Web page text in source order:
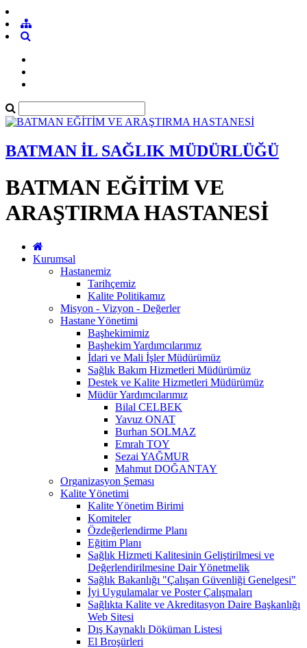
BATMAN İL SAĞLIK MÜDÜRLÜĞÜ
BATMAN EĞİTİM VE
ARAŞTIRMA HASTANESİ
Kurumsal
Hastanemiz
Tarihçemiz
Kalite Politikamız
Misyon - Vizyon - Değerler
Hastane Yönetimi
Başhekimimiz
Başhekim Yardımcılarımız
İdari ve Mali İşler Müdürümüz
Sağlık Bakım Hizmetleri Müdürümüz
Destek ve Kalite Hizmetleri Müdürümüz
Müdür Yardımcılarımız
Bilal CELBEK
Yavuz ONAT
Burhan SOLMAZ
Emrah TOY
Sezai YAĞMUR
Mahmut DOĞANTAY
Organizasyon Şeması
Kalite Yönetimi
Kalite Yönetim Birimi
Komiteler
Özdeğerlendirme Planı
Eğitim Planı
Sağlık Hizmeti Kalitesinin Geliştirilmesi ve
Değerlendirilmesine Dair Yönetmelik
Sağlık Bakanlığı "Çalışan Güvenliği Genelgesi"
İyi Uygulamalar ve Poster Çalışmaları
Sağlıkta Kalite ve Akreditasyon Daire Başkanlığı
Web Sitesi
Dış Kaynaklı Döküman Listesi
El Broşürleri